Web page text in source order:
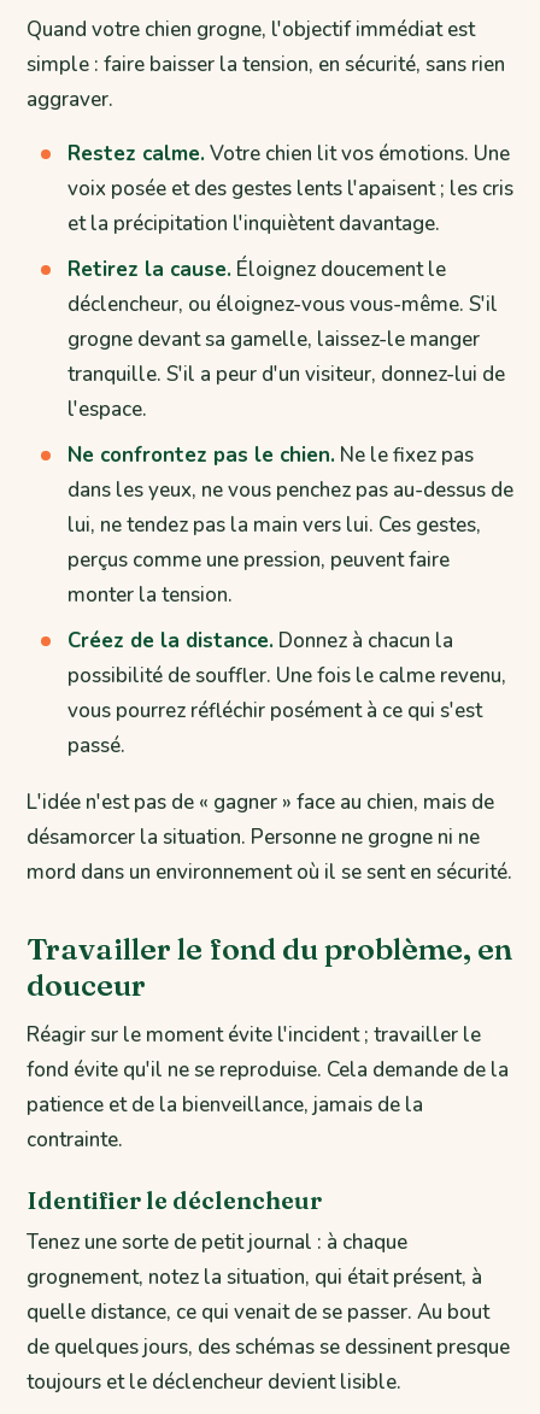
Quand votre chien grogne, l'objectif immédiat est
simple : faire baisser la tension, en sécurité, sans rien
aggraver.
Restez calme.Votre chien lit vos émotions. Une
voix posée et des gestes lents l'apaisent ; les cris
et la précipitation l'inquiètent davantage.
Retirez la cause. Éloignez doucement le
déclencheur, ou éloignez-vous vous-même. S'il
grogne devant sa gamelle, laissez-le manger
tranquille. S'il a peur d'un visiteur, donnez-lui de
l'espace.
Ne confrontez pas le chien. Ne le fixez pas
dans les yeux, ne vous penchez pas au-dessus de
lui, ne tendez pas la main vers lui. Ces gestes,
perçus comme une pression, peuvent faire
monter la tension.
Créez de la distance. Donnez à chacun la
possibilité de souffler. Une fois le calme revenu,
vous pourrez réfléchir posément à ce qui s'est
passé.
L'idée n'est pas de « gagner » face au chien, mais de
désamorcer la situation. Personne ne grogne ni ne
mord dans un environnement où il se sent en sécurité.
Travailler le fond du problème, en
douceur
Réagir sur le moment évite l'incident ; travailler le
fond évite qu'il ne se reproduise. Cela demande de la
patience et de la bienveillance, jamais de la
contrainte.
Identifier le déclencheur
Tenez une sorte de petit journal : à chaque
grognement, notez la situation, qui était présent, à
quelle distance, ce qui venait de se passer. Au bout
de quelques jours, des schémas se dessinent presque
toujours et le déclencheur devient lisible.